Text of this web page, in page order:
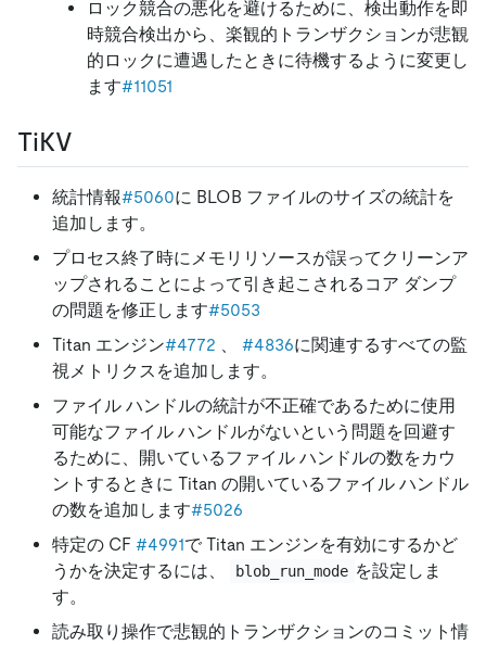
ロック競合の悪化を避けるために、検出動作を即
時競合検出から、楽観的トランザクションが悲観
的ロックに遭遇したときに待機するように変更し
ます#11051
TiKV
統計情報#5060に BLOB ファイルのサイズの統計を
追加します。
プロセス終了時にメモリリソースが誤ってクリーンア
ップされることによって引き起こされるコア ダンプ
の問題を修正します#5053
Titan エンジン#4772 、 #4836に関連するすべての監
視メトリクスを追加します。
ファイル ハンドルの統計が不正確であるために使用
可能なファイル ハンドルがないという問題を回避す
るために、開いているファイル ハンドルの数をカウ
ントするときに Titan の開いているファイル ハンドル
の数を追加します#5026
特定の CF #4991で Titan エンジンを有効にするかど
うかを決定するには、
blob_run_mode を設定しま
す。
読み取り操作で悲観的トランザクションのコミット情